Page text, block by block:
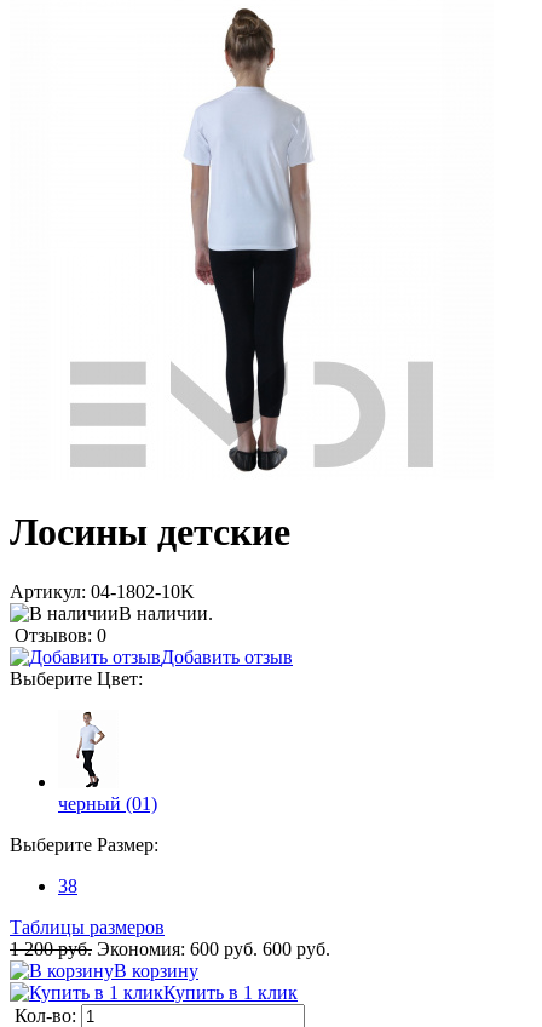
Лосины детские
Артикул: 04-1802-10K
В наличии.
Отзывов: 0
Добавить отзыв
Выберите Цвет:
черный (01)
Выберите Размер:
38
Таблицы размеров
1 200 руб. Экономия: 600 руб. 600 руб.
В корзину
Купить в 1 клик
Кол-во: